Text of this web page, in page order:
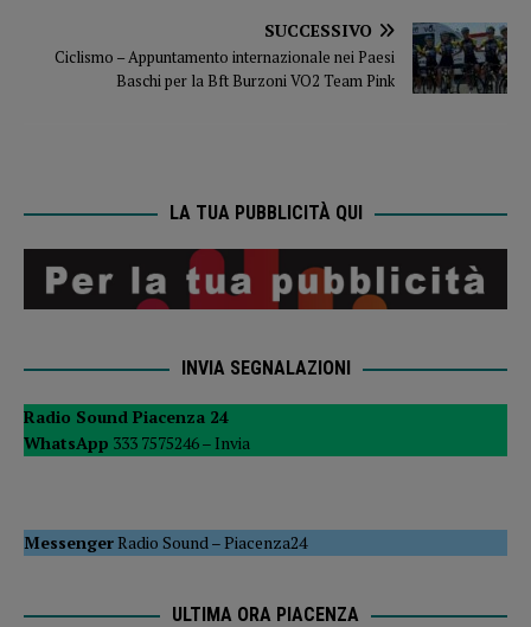
SUCCESSIVO
Ciclismo – Appuntamento internazionale nei Paesi
Baschi per la Bft Burzoni VO2 Team Pink
LA TUA PUBBLICITÀ QUI
INVIA SEGNALAZIONI
Radio Sound Piacenza 24
WhatsApp 333 7575246 – Invia
MessengerRadio Sound–Piacenza24
ULTIMA ORA PIACENZA